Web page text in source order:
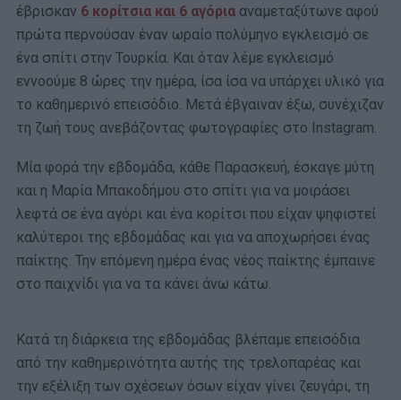
έβρισκαν 6 κορίτσια και 6 αγόρια αναμεταξύτωνε αφού
πρώτα περνούσαν έναν ωραίο πολύμηνο εγκλεισμό σε
ένα σπίτι στην Τουρκία. Και όταν λέμε εγκλεισμό
εννοούμε 8 ώρες την ημέρα, ίσα ίσα να υπάρχει υλικό για
το καθημερινό επεισόδιο. Μετά έβγαιναν έξω, συνέχιζαν
τη ζωή τους ανεβάζοντας φωτογραφίες στο Instagram.
Μία φορά την εβδομάδα, κάθε Παρασκευή, έσκαγε μύτη
και η Μαρία Μπακοδήμου στο σπίτι για να μοιράσει
λεφτά σε ένα αγόρι και ένα κορίτσι που είχαν ψηφιστεί
καλύτεροι της εβδομάδας και για να αποχωρήσει ένας
παίκτης. Την επόμενη ημέρα ένας νέος παίκτης έμπαινε
στο παιχνίδι για να τα κάνει άνω κάτω.
Κατά τη διάρκεια της εβδομάδας βλέπαμε επεισόδια
από την καθημερινότητα αυτής της τρελοπαρέας και
την εξέλιξη των σχέσεων όσων είχαν γίνει ζευγάρι, τη